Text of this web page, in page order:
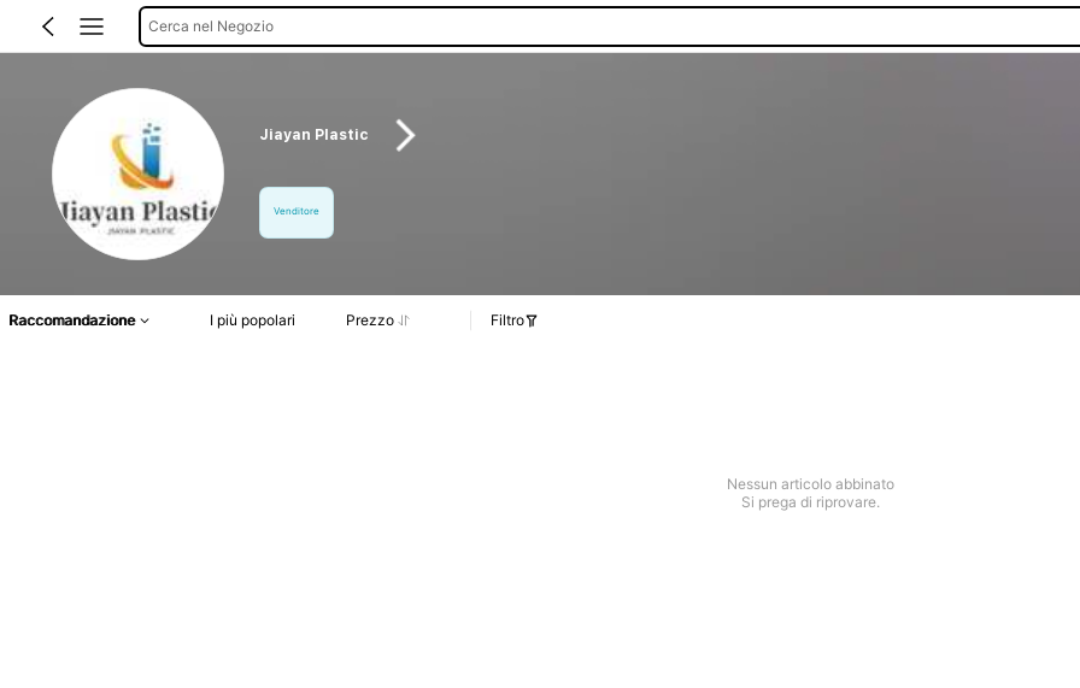
Cerca nel Negozio
Jiayan Plastic
Venditore
Raccomandazione I più popolari Prezzo Filtro
Nessun articolo abbinato
Si prega di riprovare.